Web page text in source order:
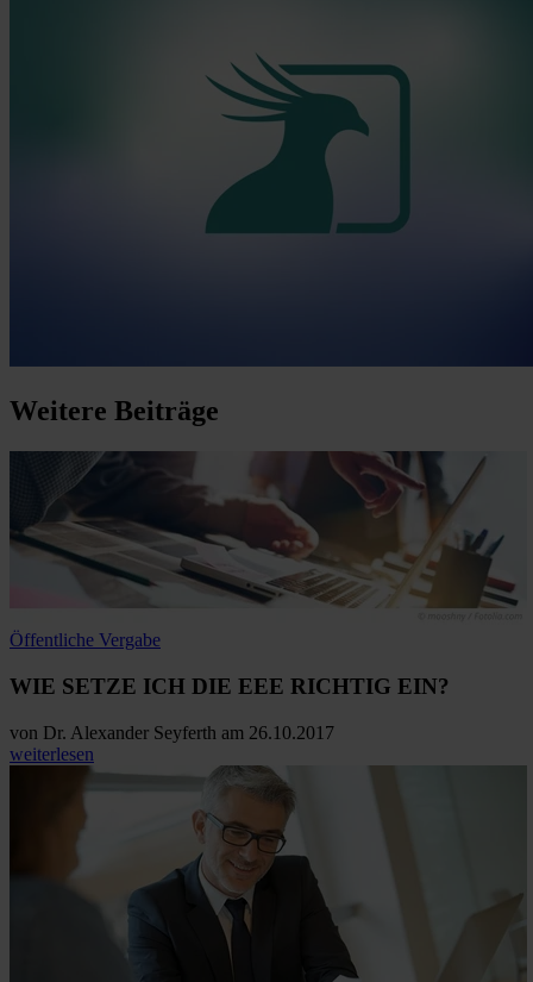
Weitere Beiträge
Öffentliche Vergabe
WIE SETZE ICH DIE EEE RICHTIG EIN?
von Dr. Alexander Seyferth am 26.10.2017
weiterlesen